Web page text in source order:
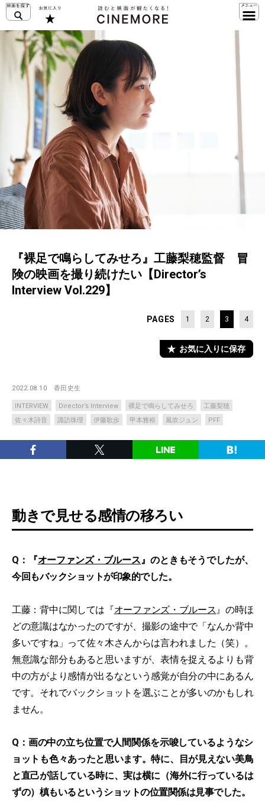
『裸足で鳴らしてみせろ』工藤梨穂監督 冒
険の映画を撮り続けたい【Director’s
Interview Vol.229】
PAGES 1 2 3 4
お気に入りに保存
2022.08.10 香田史生
INTERVIEW Director’s Interview 裸足で鳴らしてみせろ
工藤梨穂
佐々木詩音
諏訪珠理 伊藤歌歩 甲本雅裕 風吹ジュン PFF
動きで見せる感情の移ろい
Q：『オーファンズ・ブルース』のときもそうでしたが、
今回もバックショットが印象的でした。
工藤：背中に関しては『オーファンズ・ブルース』の時ほ
どの意識はなかったのですが、撮影の途中で「なんか背中
多いですね」って佐々木さんからは言われました（笑）。
無意識な部分もあると思いますが、表情を捉えるよりも背
中の方がより感情が出るなという感覚が自分の中にあるん
です。それでバックショットを選ぶことが多いのかもしれ
ません。
Q：画の中の立ち位置で人間関係を示唆しているようなシ
ョットも色々あったと思います。特に、目が見えない美鳥
と直己が話している時に、実は横に（海外に行っているは
ずの）槙もいるというショットの位置関係は見事でした。